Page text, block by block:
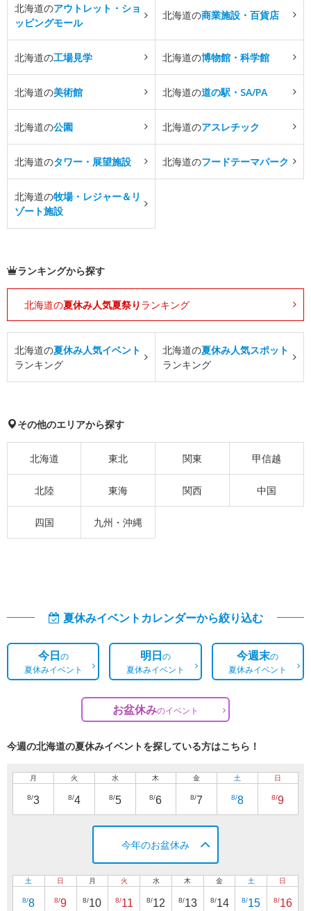
北海道のアウトレット・ショ
ッピングモール
北海道の商業施設・百貨店
北海道の工場見学 北海道の博物館・科学館
北海道の美術館 北海道の道の駅・SA/PA
北海道の公園 北海道のアスレチック
北海道のタワー・展望施設 北海道のフードテーマパーク
北海道の牧場・レジャー＆リ
ゾート施設
ランキングから探す
北海道の夏休み人気夏祭り ランキング
北海道の夏休み人気イベント
ランキング
北海道の夏休み人気スポット
ランキング
その他のエリアから探す
北海道 東北 関東 甲信越
北陸 東海 関西 中国
四国 九州・沖縄
夏休みイベントカレンダーから絞り込む
今日の
夏休みイベント
明日の
夏休みイベント
今週末の
夏休みイベント
お盆休みのイベント
今週の北海道の夏休みイベントを探している方はこちら！
月
8/3
火
8/4
水
8/5
木
8/6
金
8/7
土
8/8
日
8/9
今年のお盆休み
土
8/8
日
8/9
月
8/10
火
8/11
水
8/12
木
8/13
金
8/14
土
8/15
日
8/16